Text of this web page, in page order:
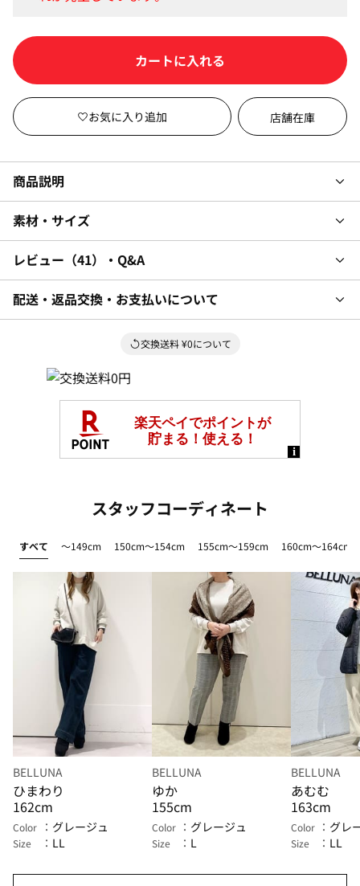
カートに入れる
店舗在庫
商品説明
素材・サイズ
レビュー 41 ・Q&A
配送・返品交換・お支払いについて
交換送料 ¥0について
スタッフコーディネート
すべて ～149cm 150cm～154cm 155cm～159cm 160cm～164cm
BELLUNA
ひまわり
162cm
Color グレージュ
Size LL
BELLUNA
ゆか
155cm
Color グレージュ
Size L
BELLUNA
あむむ
163cm
Color グレ
Size LL